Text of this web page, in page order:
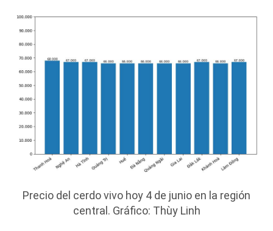
Precio del cerdo vivo hoy 4 de junio en la región
central. Gráfico: Thùy Linh